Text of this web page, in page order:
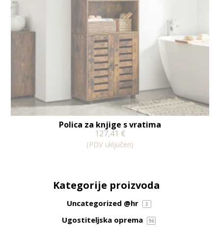
Polica za knjige s vratima
127,41 €
(PDV uključen)
Kategorije proizvoda
Uncategorized @hr 3
Ugostiteljska oprema 96